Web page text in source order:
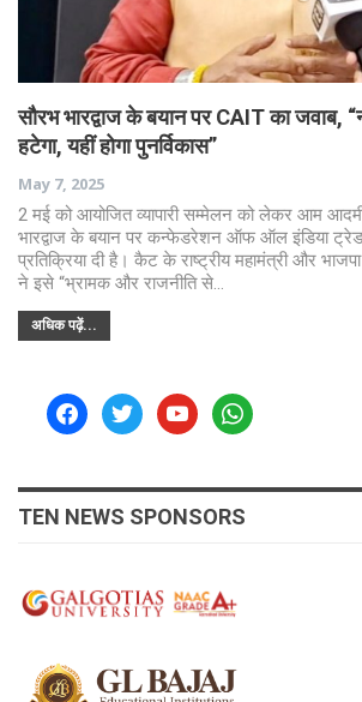
सौरभ भारद्वाज के बयान पर CAIT का जवाब,
हटेगा, यहीं होगा पुनर्विकास”
May 7, 2025
2 मई को आयोजित व्यापारी सम्मेलन को लेकर आम आदमी
भारद्वाज के बयान पर कन्फेडरेशन ऑफ ऑल इंडिया
प्रतिक्रिया दी है। कैट के राष्ट्रीय महामंत्री और
ने इसे “भ्रामक और राजनीति से…
अधिक पढ़ें...
facebooktwitteryoutubewhatsapp
TEN NEWS SPONSORS